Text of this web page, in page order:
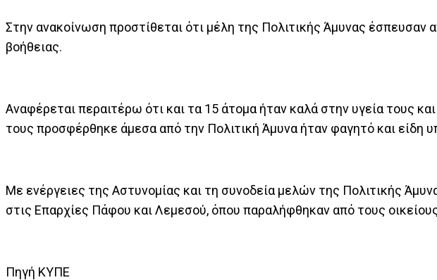
Στην ανακοίνωση προστίθεται ότι μέλη της Πολιτικής Άμυνας
βοήθειας.
Αναφέρεται περαιτέρω ότι και τα 15 άτομα ήταν καλά στην υγεία τους
τους προσφέρθηκε άμεσα από την Πολιτική Άμυνα ήταν φαγητό και είδη
Με ενέργειες της Αστυνομίας και τη συνοδεία μελών της Πολιτικής
στις Επαρχίες Πάφου και Λεμεσού, όπου παραλήφθηκαν από τους
Πηγή ΚΥΠΕ